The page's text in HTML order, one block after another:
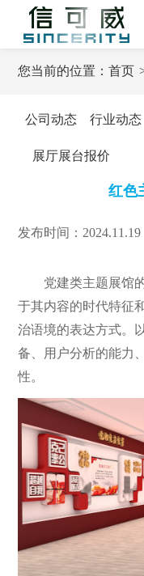
您当前的位置：首页
公司动态 行业动态
展厅展台报价
红色
发布时间：2024.11.19
党建类主题展馆的
于其内容的时代特征
治语境的表达方式。
备、用户分析的能力
性。